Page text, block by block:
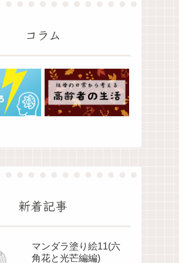
コラム
新着記事
マンダラ塗り絵11(六
角花と光芒編編)